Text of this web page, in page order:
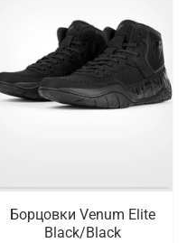
Борцовки Venum Elite
Black/Black